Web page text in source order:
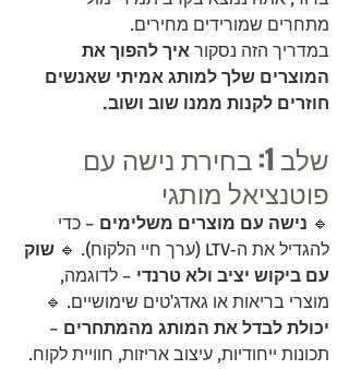
מתחרים שמורידים מחירים.
במדריך הזה נסקור איך להפוך את
המוצרים שלך למותג אמיתי שאנשים
חוזרים לקנות ממנו שוב ושוב.
שלב 1: בחירת נישה עם
פוטנציאל מותגי
🔹 נישה עם מוצרים משלימים – כדי
להגדיל את ה-LTV (ערך חיי הלקוח). 🔹
שוק
עם ביקוש יציב ולא טרנדי – לדוגמה,
מוצרי בריאות או גאדג'טים שימושיים. 🔹
יכולת לבדל את המותג מהמתחרים –
תכונות ייחודיות, עיצוב אריזות, חוויית לקוח.